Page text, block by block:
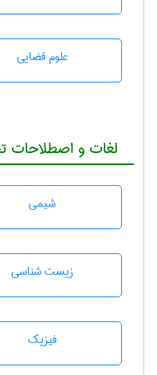
علوم قضایی
لغات و اصطلاحات
شيمی
زيست شناسی
فیزیک